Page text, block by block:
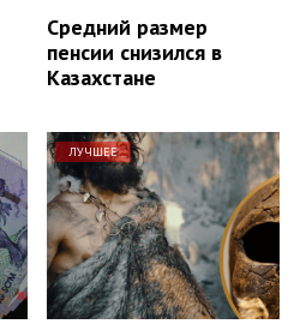
Средний размер
пенсии снизился в
Казахстане
ЛУЧШЕЕ